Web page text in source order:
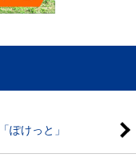
ぽけっと」